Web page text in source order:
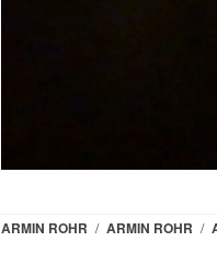
ARMIN ROHR / ARMIN ROHR /